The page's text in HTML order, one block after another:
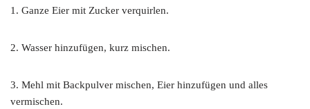
1. Ganze Eier mit Zucker verquirlen.
2. Wasser hinzufügen, kurz mischen.
3. Mehl mit Backpulver mischen, Eier hinzufügen und alles
vermischen.